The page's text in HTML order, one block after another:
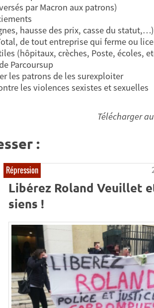
par Macron aux patrons)
hausse des prix, casse du statut,…)
de tout entreprise qui ferme ou
(hôpitaux, crèches, Poste, écoles,
Parcoursup
les patrons de les surexploiter
les violences sexistes et sexuelles
Télécharger
:
Répression
Libérez Roland Veuillet
siens !